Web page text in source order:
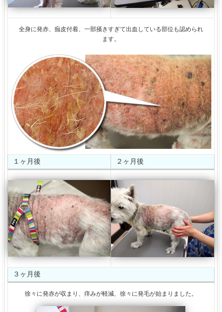
全身に発赤、痂皮付着、一部掻きすぎて出血している部位も認められ
ます。
１ヶ月後 ２ヶ月後
３ヶ月後
徐々に発赤が収まり、痒みが軽減、徐々に発毛が始まりました。